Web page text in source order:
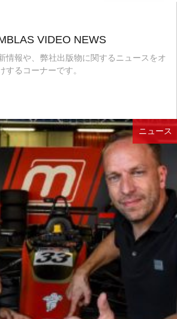
VIDEO NEWS
情報や、弊社出版物に関するニュースをオ
するコーナーです。
ニュース